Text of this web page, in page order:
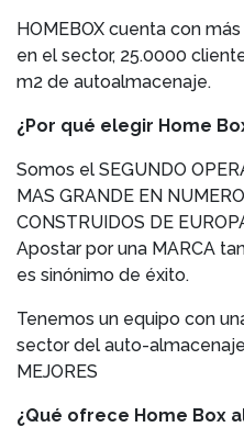
HOMEBOX cuenta con
en el sector, 25.0000
m2 de autoalmacenaje.
¿Por qué elegir Home
Somos el SEGUNDO
MAS GRANDE EN
CONSTRUIDOS DE
Apostar por una MARCA
es sinónimo de éxito.
Tenemos un equipo con
sector del auto-
MEJORES
¿Qué ofrece Home Box